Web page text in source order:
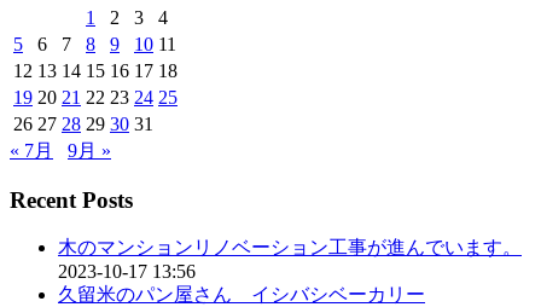
1
2 3
4
5
6 7 8 9 10 11
12 13 14 15 16 17 18
19 20 21 22 23 24 25
26 27 28 29 30 31
« 7月
9月 »
Recent Posts
木のマンションリノベーション工事が進んでいます。
2023-10-17 13:56
久留米のパン屋さん イシバシベーカリー